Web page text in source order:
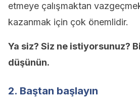
etmeye çalışmaktan
kazanmak için çok önemlidir.
Ya siz? Siz ne istiyorsunuz?
düşünün.
2. Baştan başlayın